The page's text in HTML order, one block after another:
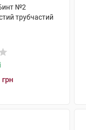
№2
трубчастий
грн